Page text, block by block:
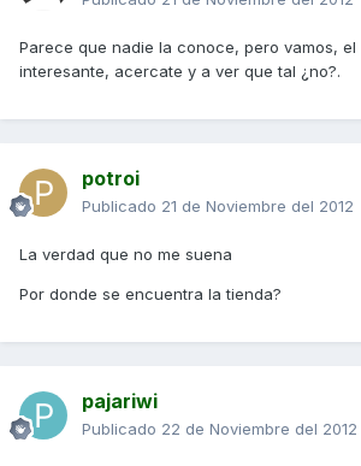
Parece que nadie la conoce, pero vamos,
interesante, acercate y a ver que tal ¿no?.
potroi
Publicado 21 de Noviembre del 2012
La verdad que no me suena
Por donde se encuentra la tienda?
pajariwi
Publicado 22 de Noviembre del 2012